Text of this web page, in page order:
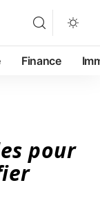
Finance
pour